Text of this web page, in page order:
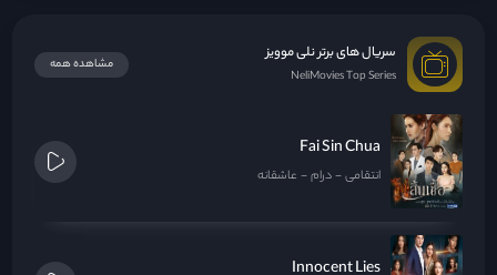
سریال های برتر نلی موویز
NeliMovies Top Series
مشاهده همه
Fai Sin Chua
انتقامی درام عاشقانه
Innocent Lies